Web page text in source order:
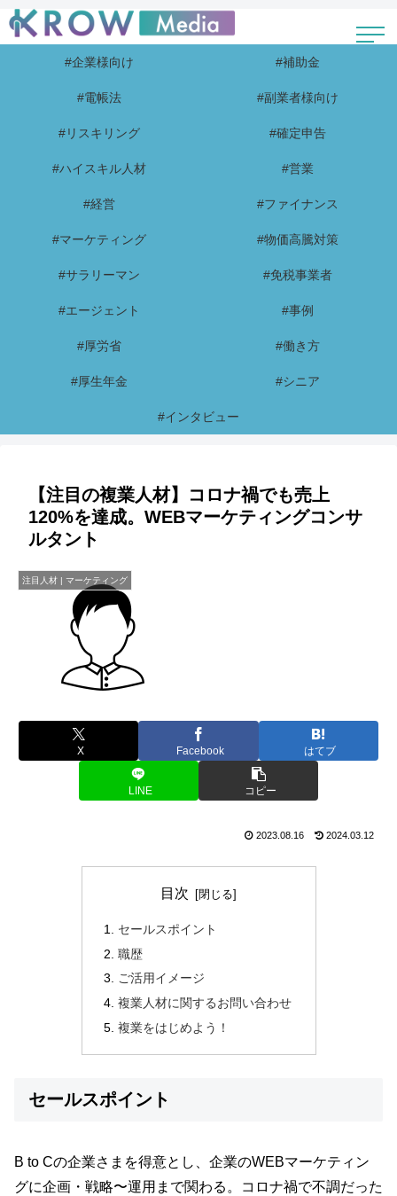
#企業様向け #補助金
#電帳法 #副業者様向け
#リスキリング #確定申告
#ハイスキル人材 #営業
#経営 #ファイナンス
#マーケティング #物価高騰対策
#サラリーマン #免税事業者
#エージェント #事例
#厚労省 #働き方
#厚生年金 #シニア
#インタビュー
【注目の複業人材】コロナ禍でも売上
120%を達成。WEBマーケティングコンサ
ルタント
注目人材 | マーケティング
X Facebook はてブ
LINE コピー
2023.08.16 2024.03.12
目次
セールスポイント
職歴
ご活用イメージ
複業人材に関するお問い合わせ
複業をはじめよう！
セールスポイント
B to Cの企業さまを得意とし、企業のWEBマーケティン
グに企画・戦略〜運用まで関わる。コロナ禍で不調だった